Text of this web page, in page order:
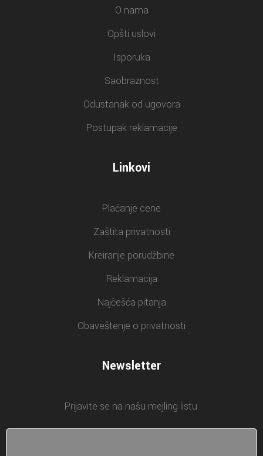
O nama
Opšti uslovi
Isporuka
Saobraznost
Odustanak od ugovora
Postupak reklamacije
Linkovi
Plaćanje cene
Zaštita privatnosti
Kreiranje porudžbine
Reklamacija
Najčešća pitanja
Obaveštenje o privatnosti
Newsletter
Prijavite se na našu mejling listu.